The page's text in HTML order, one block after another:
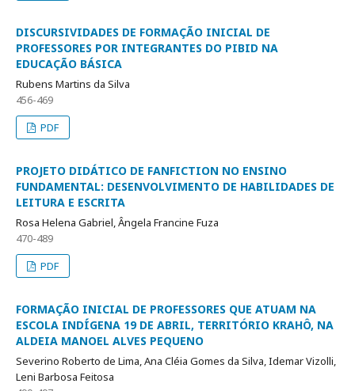
DISCURSIVIDADES DE FORMAÇÃO INICIAL DE
PROFESSORES POR INTEGRANTES DO PIBID NA
EDUCAÇÃO BÁSICA
Rubens Martins da Silva
456-469
PDF
PROJETO DIDÁTICO DE FANFICTION NO ENSINO
FUNDAMENTAL: DESENVOLVIMENTO DE HABILIDADES DE
LEITURA E ESCRITA
Rosa Helena Gabriel, Ângela Francine Fuza
470-489
PDF
FORMAÇÃO INICIAL DE PROFESSORES QUE ATUAM NA
ESCOLA INDÍGENA 19 DE ABRIL, TERRITÓRIO KRAHÔ, NA
ALDEIA MANOEL ALVES PEQUENO
Severino Roberto de Lima, Ana Cléia Gomes da Silva, Idemar Vizolli,
Leni Barbosa Feitosa